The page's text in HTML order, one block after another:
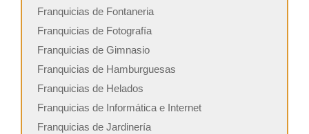
Franquicias de Fontaneria
Franquicias de Fotografía
Franquicias de Gimnasio
Franquicias de Hamburguesas
Franquicias de Helados
Franquicias de Informática e Internet
Franquicias de Jardinería